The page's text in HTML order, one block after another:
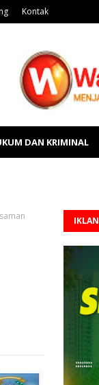
Kontak
DAN KRIMINAL
IKLAN